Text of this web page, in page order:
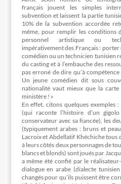
français jouent les simples
subvention et laissent la partie
10% de la subvention accordée
même, pour remplir les conditions
personnel artistique ou
impérativement des Français :
comédien ou un technicien tunisien
du casting et à l’embauche des
pas erroné de dire qu’à
Un jeune comédien dit sous
nationalité vaut mieux que la
ministère ! »
En effet, citons quelques exemples :
(qui raconte l’histoire d’un
conservateur avec sa fiancée), les
(typiquement arabes : bruns et
Lacroix et Abdellatif Khéchiche tous
à leurs côtés deux personnages de
blancs et blonds) sont joués par
a même été confié par le
dialogue en arabe (dialecte
changés pour qu’ils puissent être